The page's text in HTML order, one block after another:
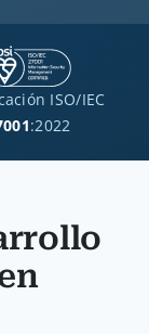
ISO/IEC
:2022